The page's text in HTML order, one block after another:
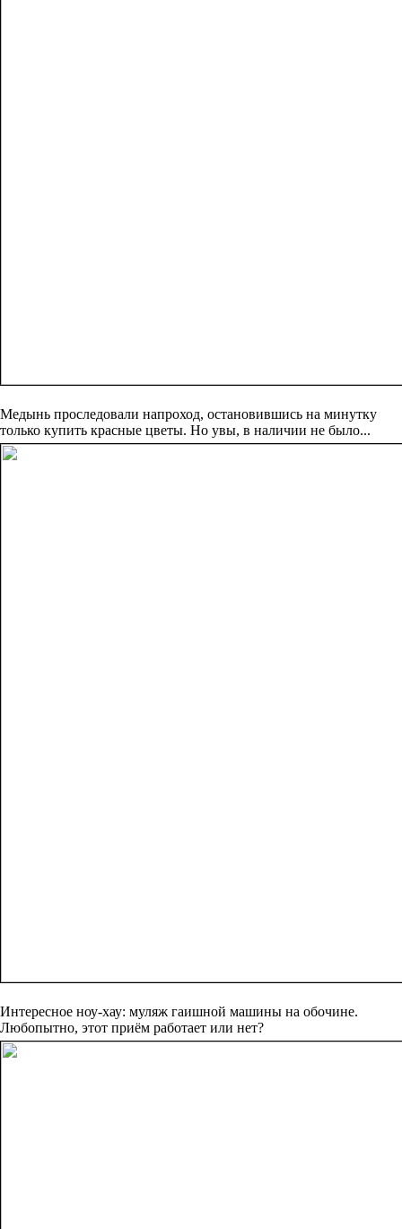
Медынь проследовали напроход, остановившись на минутку
только купить красные цветы. Но увы, в наличии не было...
Интересное ноу-хау: муляж гаишной машины на обочине.
Любопытно, этот приём работает или нет?